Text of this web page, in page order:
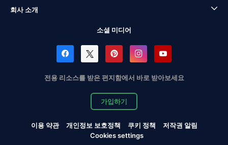
회사 소개
소셜 미디어
전용 리소스를 받은 편지함에서 바로 받아보세요
가입하기
이용 약관 개인정보 보호정책 쿠키 정책
저작권 알림
Cookies settings